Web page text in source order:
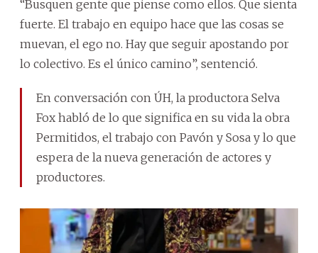
“Busquen gente que piense como ellos. Que sienta
fuerte. El trabajo en equipo hace que las cosas se
muevan, el ego no. Hay que seguir apostando por
lo colectivo. Es el único camino”, sentenció.
En conversación con ÚH, la productora Selva
Fox habló de lo que significa en su vida la obra
Permitidos, el trabajo con Pavón y Sosa y lo que
espera de la nueva generación de actores y
productores.